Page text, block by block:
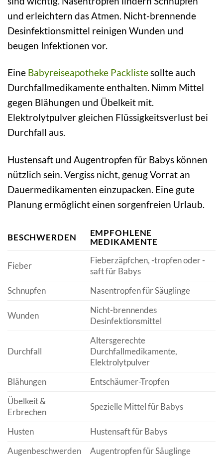
und erleichtern das Atmen. Nicht-brennende
Desinfektionsmittel reinigen Wunden und
beugen Infektionen vor.
Eine Babyreiseapotheke Packlistesollte auch
Durchfallmedikamente enthalten. Nimm Mittel
gegen Blähungen und Übelkeit mit.
Elektrolytpulver gleichen Flüssigkeitsverlust bei
Durchfall aus.
Hustensaft und Augentropfen für Babys können
nützlich sein. Vergiss nicht, genug Vorrat an
Dauermedikamenten einzupacken. Eine gute
Planung ermöglicht einen sorgenfreien Urlaub.
BESCHWERDEN
EMPFOHLENE
MEDIKAMENTE
Fieber
Fieberzäpfchen, -tropfen oder -
saft für Babys
Schnupfen
Nasentropfen für Säuglinge
Wunden
Nicht-brennendes
Desinfektionsmittel
Durchfall
Altersgerechte
Durchfallmedikamente,
Elektrolytpulver
Blähungen
Entschäumer-Tropfen
Übelkeit &
Erbrechen
Spezielle Mittel für Babys
Husten
Hustensaft für Babys
Augenbeschwerden
Augentropfen für Säuglinge